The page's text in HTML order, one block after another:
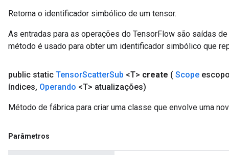
Retorna o identificador simbólico de um tensor.
As entradas para as operações do TensorFlow são saídas
método é usado para obter um identificador simbólico que
public static TensorScatterSub <T> create ( Scope
índices, Operando <T> atualizações)
Método de fábrica para criar uma classe que envolve uma
Parâmetros